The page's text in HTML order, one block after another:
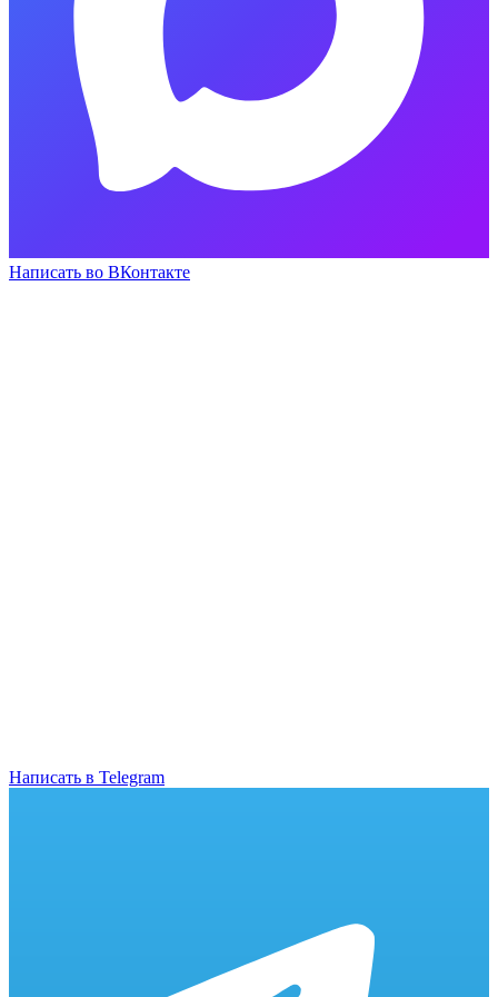
Написать во ВКонтакте
Написать в Telegram